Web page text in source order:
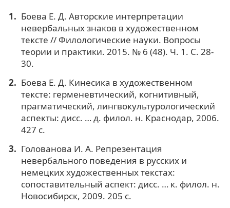
Боева Е. Д. Авторские интерпретации
невербальных знаков в художественном
тексте // Филологические науки. Вопросы
теории и практики. 2015. № 6 (48). Ч. 1. С. 28-
30.
Боева Е. Д. Кинесика в художественном
тексте: герменевтический, когнитивный,
прагматический, лингвокультурологический
аспекты: дисс. … д. филол. н. Краснодар, 2006.
427 с.
Голованова И. А. Репрезентация
невербального поведения в русских и
немецких художественных текстах:
сопоставительный аспект: дисс. … к. филол. н.
Новосибирск, 2009. 205 с.